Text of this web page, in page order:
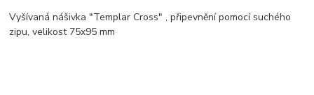
Vyšívaná nášivka "Templar Cross" , připevnění pomocí suchého
zipu, velikost 75x95 mm